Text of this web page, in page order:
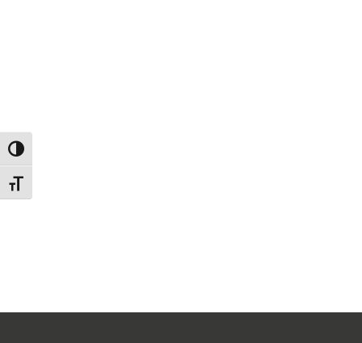
TOGGLE HIGH CONTRAST
TOGGLE FONT SIZE